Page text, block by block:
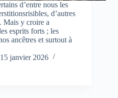
d’entre nous les
d’autres
Mais y croire a
esprits forts ; les
ancêtres et surtout à
15 janvier 2026